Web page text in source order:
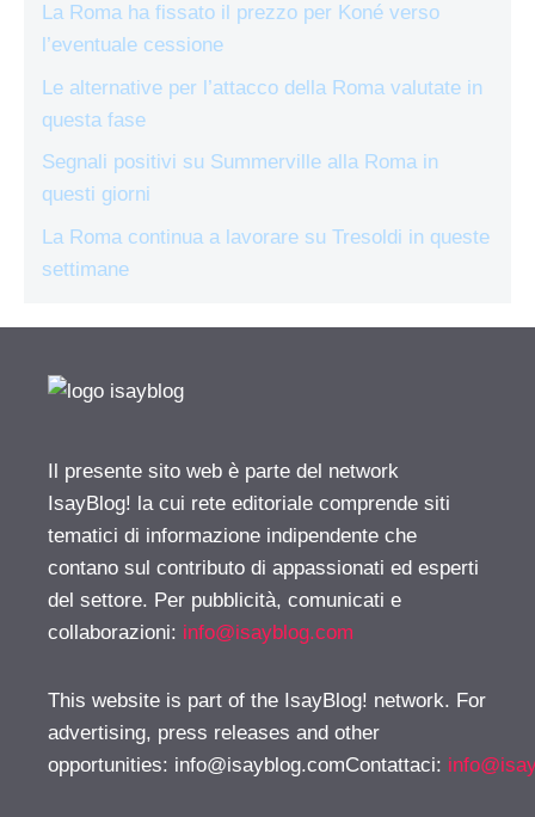
La Roma ha fissato il prezzo per Koné verso
l’eventuale cessione
Le alternative per l’attacco della Roma valutate in
questa fase
Segnali positivi su Summerville alla Roma in
questi giorni
La Roma continua a lavorare su Tresoldi in queste
settimane
Il presente sito web è parte del network
IsayBlog! la cui rete editoriale comprende siti
tematici di informazione indipendente che
contano sul contributo di appassionati ed esperti
del settore. Per pubblicità, comunicati e
collaborazioni: info@isayblog.com
This website is part of the IsayBlog! network. For
advertising, press releases and other
opportunities: info@isayblog.comContattaci: